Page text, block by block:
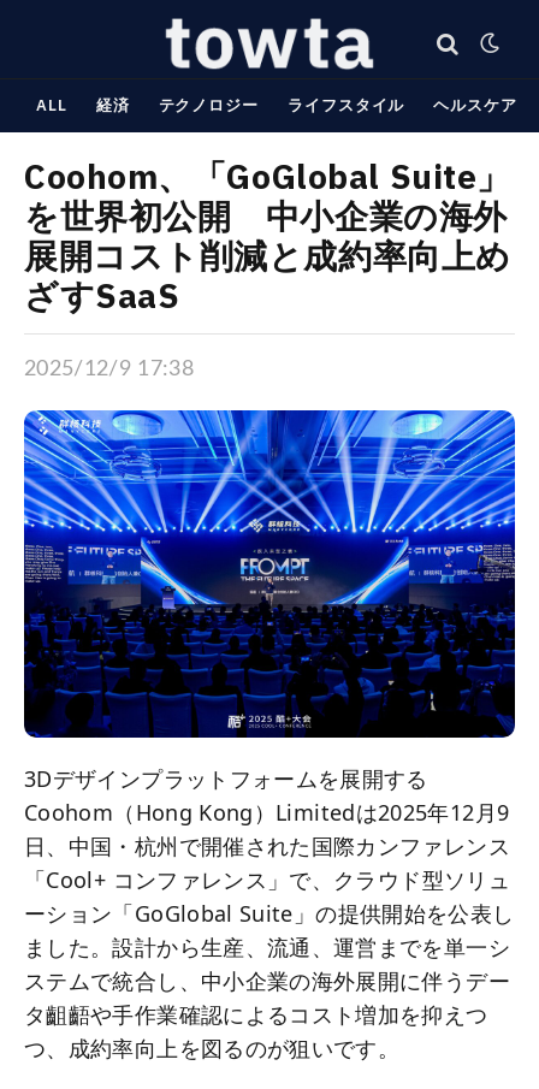
ALL 経済 テクノロジー ライフスタイル ヘルスケア
Coohom、「GoGlobal Suite」
を世界初公開 中小企業の海外
展開コスト削減と成約率向上め
ざすSaaS
2025/12/9 17:38
3Dデザインプラットフォームを展開する
Coohom（Hong Kong）Limitedは2025年12月9
日、中国・杭州で開催された国際カンファレンス
「Cool+ コンファレンス」で、クラウド型ソリュ
ーション「GoGlobal Suite」の提供開始を公表し
ました。設計から生産、流通、運営までを単一シ
ステムで統合し、中小企業の海外展開に伴うデー
タ齟齬や手作業確認によるコスト増加を抑えつ
つ、成約率向上を図るのが狙いです。